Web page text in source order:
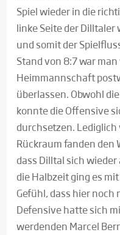
Spiel wieder in die
linke Seite der
und somit der
Stand von 8:7 war
Heimmannschaft
überlassen. Obwohl
konnte die Offensive
durchsetzen.
Rückraum fanden den
dass Dilltal sich
die Halbzeit ging es
Gefühl, dass hier
Defensive hatte sich
werdenden Marcel